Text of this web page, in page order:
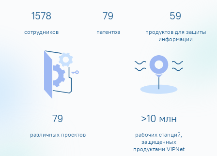
1600
сотрудников
80
патентов
60
продуктов для защиты
информации
80
различных проектов
>10 млн
рабочих станций,
защищенных
продуктами ViPNet